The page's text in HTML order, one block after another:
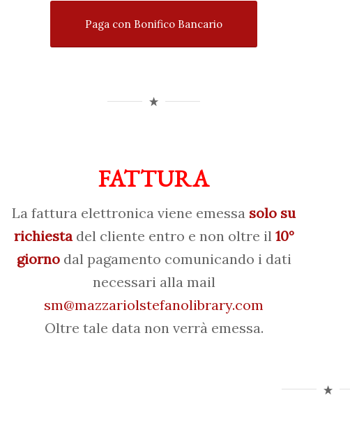
Paga con Bonifico Bancario
FATTURA
La fattura elettronica viene emessa solo su
richiestadel cliente entro e non oltre il 10°
giornodal pagamento comunicando i dati
necessari alla mail
sm@mazzariolstefanolibrary.com
Oltre tale data non verrà emessa.